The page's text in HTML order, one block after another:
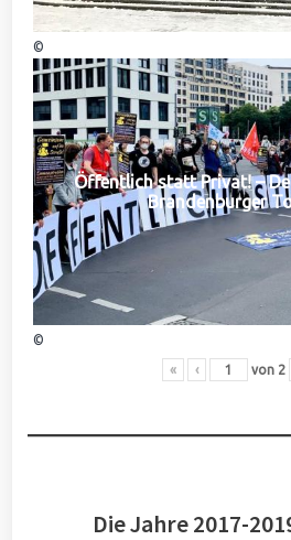
©
Öffentlich statt Privat! –
Brandenburger
©
« ‹ von 2
Die Jahre 2017-